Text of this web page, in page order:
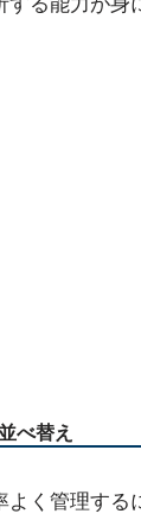
べ替え
よく管理する